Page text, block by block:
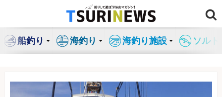
ン
船釣り 海釣り 海釣り施設 ソル